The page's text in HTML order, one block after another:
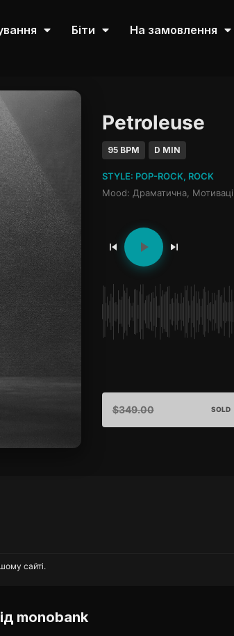
Біти На замовлення
Petroleuse
95 BPM D MIN
STYLE: POP-ROCK, ROCK
Mood: Драматична,
$349.00 SOLD
сайті.
monobank